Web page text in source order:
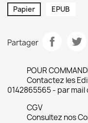
Papier EPUB
Partager
POUR
Contactez les
0142865565 - par
CGV
Consultez nos